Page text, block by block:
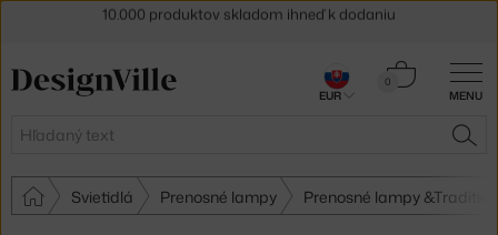
MENU
Hľadať
0
Košík
Svietidlá Prenosné lampy Prenosné lampy &Tradition
30 dní na vrátenie tovaru
EUR